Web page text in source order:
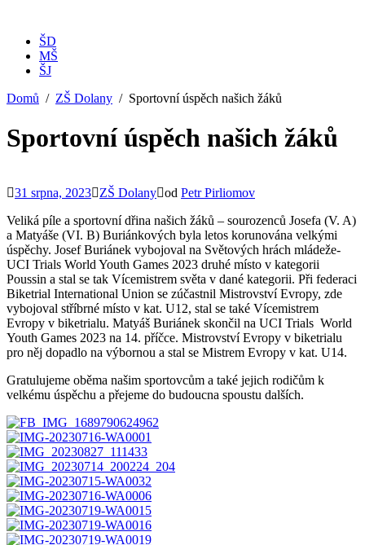
ŠD
MŠ
ŠJ
Domů
ZŠ Dolany Sportovní úspěch našich žáků
Sportovní úspěch našich žáků
31 srpna, 2023 ZŠ Dolany od Petr Pirliomov
Veliká píle a sportovní dřina našich žáků – sourozenců Josefa (V. A)
a Matyáše (VI. B) Buriánkových byla letos korunována velkými
úspěchy. Josef Buriánek vybojoval na Světových hrách mládeže-
UCI Trials World Youth Games 2023 druhé místo v kategorii
Poussin a stal se tak Vícemistrem světa v dané kategorii. Při federaci
Biketrial International Union se zúčastnil Mistrovství Evropy, zde
vybojoval stříbrné místo v kat. U12, stal se také Vícemistrem
Evropy v biketrialu. Matyáš Buriánek skončil na UCI Trials World
Youth Games 2023 na 14. příčce. Mistrovství Evropy v biketrialu
pro něj dopadlo na výbornou a stal se Mistrem Evropy v kat. U14.
Gratulujeme oběma našim sportovcům a také jejich rodičům k
velkému úspěchu a přejeme do budoucna spoustu dalších.